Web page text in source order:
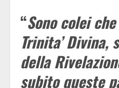
“Sono colei
Trinita’ Divina,
della
subito queste